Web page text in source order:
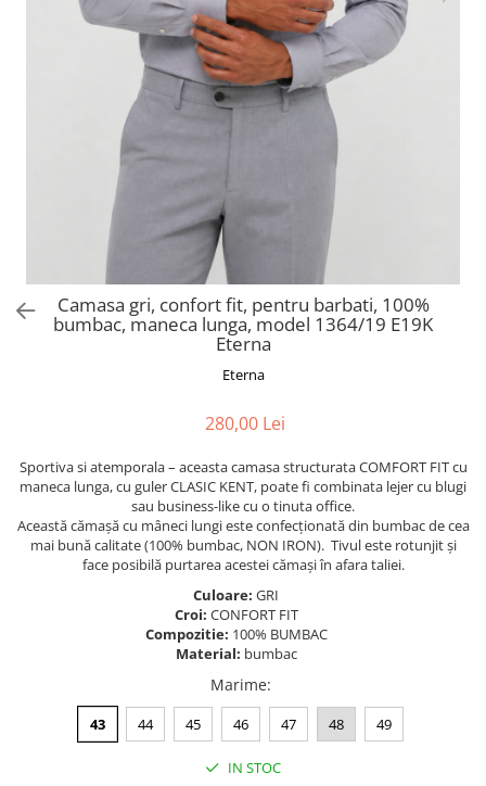
Camasa gri, confort fit, pentru barbati, 100%
bumbac, maneca lunga, model 1364/19 E19K
Eterna
Eterna
280,00 Lei
Sportiva si atemporala – aceasta camasa structurata COMFORT FIT cu
maneca lunga, cu guler CLASIC KENT, poate fi combinata lejer cu blugi
sau business-like cu o tinuta office.
Această cămașă cu mâneci lungi este confecționată din bumbac de cea
mai bună calitate (100% bumbac, NON IRON). Tivul este rotunjit și
face posibilă purtarea acestei cămași în afara taliei.
Culoare: GRI
Croi: CONFORT FIT
Compozitie: 100% BUMBAC
Material: bumbac
Marime:
43 44 45 46 47 48 49
IN STOC